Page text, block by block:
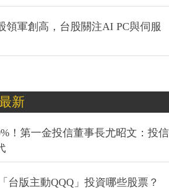
領軍創高，台股關注AI PC與伺服
新
！第一金投信董事長尤昭文：投信
台版主動QQQ」投資哪些股票？